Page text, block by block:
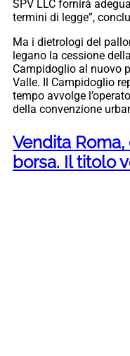
SPV LLC fornirà
termini di legge”,
Ma i dietrologi del
legano la cessione
Campidoglio al nuovo
Valle. Il Campidoglio
tempo avvolge
della convenzione
Vendita
borsa. Il titolo